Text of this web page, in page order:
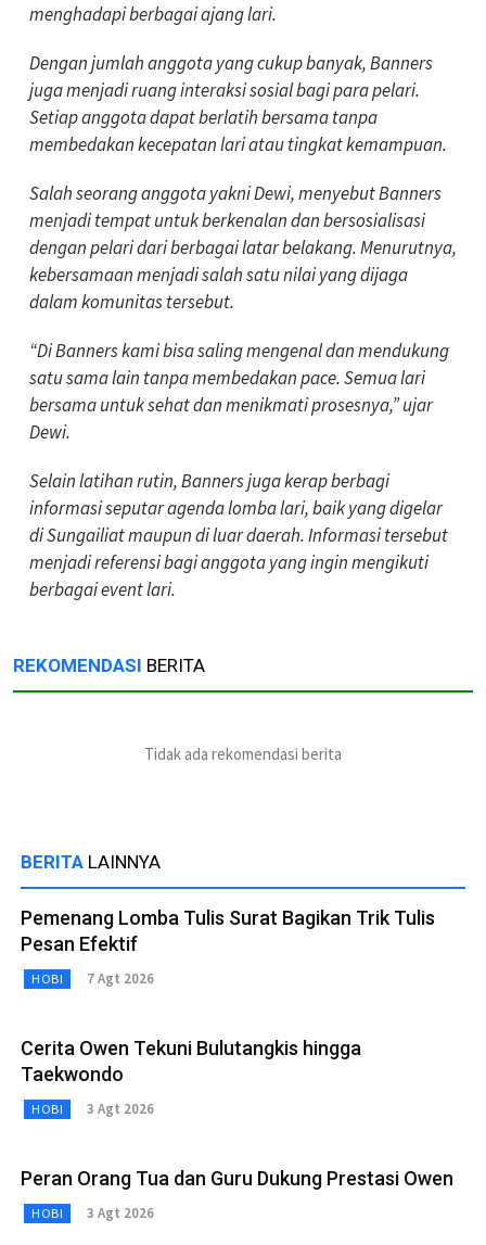
menghadapi berbagai ajang lari.
Dengan jumlah anggota yang cukup banyak, Banners
juga menjadi ruang interaksi sosial bagi para pelari.
Setiap anggota dapat berlatih bersama tanpa
membedakan kecepatan lari atau tingkat kemampuan.
Salah seorang anggota yakni Dewi, menyebut Banners
menjadi tempat untuk berkenalan dan bersosialisasi
dengan pelari dari berbagai latar belakang. Menurutnya,
kebersamaan menjadi salah satu nilai yang dijaga
dalam komunitas tersebut.
“Di Banners kami bisa saling mengenal dan mendukung
satu sama lain tanpa membedakan pace. Semua lari
bersama untuk sehat dan menikmati prosesnya,” ujar
Dewi.
Selain latihan rutin, Banners juga kerap berbagi
informasi seputar agenda lomba lari, baik yang digelar
di Sungailiat maupun di luar daerah. Informasi tersebut
menjadi referensi bagi anggota yang ingin mengikuti
berbagai event lari.
REKOMENDASI BERITA
Tidak ada rekomendasi berita
BERITA LAINNYA
Pemenang Lomba Tulis Surat Bagikan Trik Tulis
Pesan Efektif
HOBI 7 Agt 2026
Cerita Owen Tekuni Bulutangkis hingga
Taekwondo
HOBI 3 Agt 2026
Peran Orang Tua dan Guru Dukung Prestasi Owen
HOBI 3 Agt 2026